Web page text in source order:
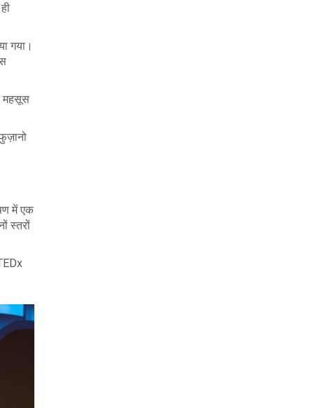
गया।
महसूस
में एक
स्तरों